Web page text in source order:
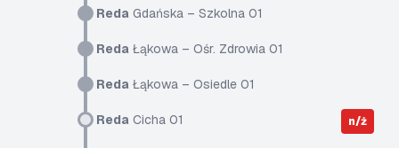
Reda Gdańska – Szkolna 01
Reda Łąkowa – Ośr. Zdrowia 01
Reda Łąkowa – Osiedle 01
Reda Cicha 01 n/ż